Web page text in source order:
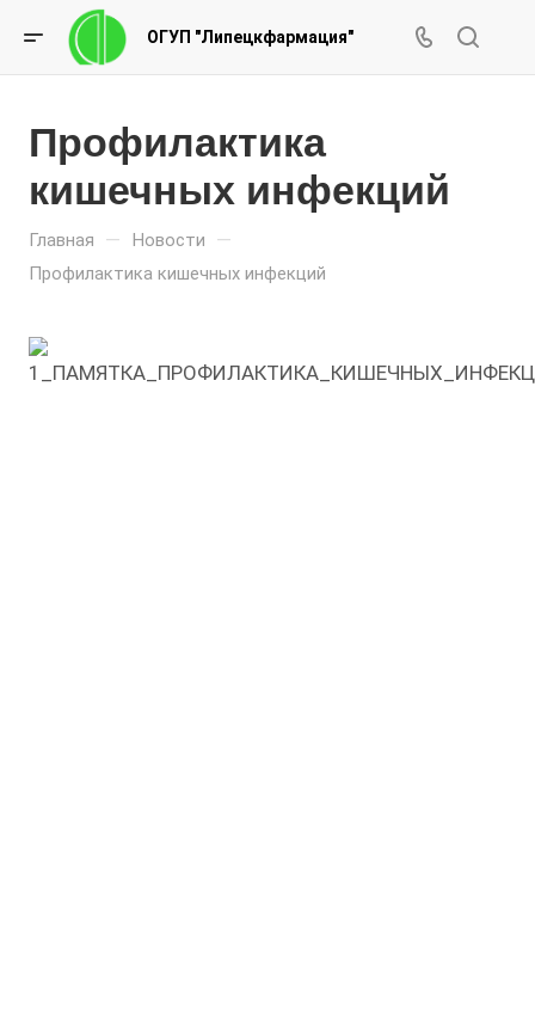
ОГУП "Липецкфармация"
Профилактика
кишечных инфекций
Главная — Новости —
Профилактика кишечных инфекций